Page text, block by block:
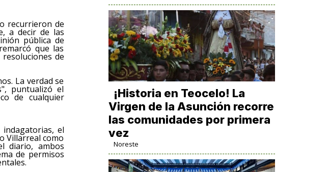
recurrieron de
a decir de las
pública de
que las
de
La verdad se
puntualizó el
de cualquier
el
Villarreal como
diario, ambos
de permisos
​¡Historia en Teocelo! La
Virgen de la Asunción recorre
las comunidades por primera
vez
Noreste